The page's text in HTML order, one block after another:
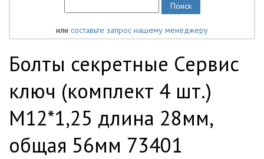
или составьте запрос нашему менеджеру
Болты секретные Сервис
ключ (комплект 4 шт.)
М12*1,25 длина 28мм,
общая 56мм 73401